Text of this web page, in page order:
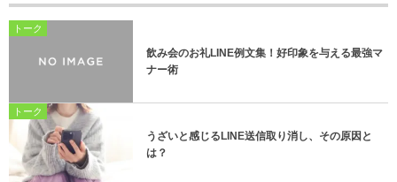
トーク
飲み会のお礼LINE例文集！好印象を与える最強マ
ナー術
トーク
うざいと感じるLINE送信取り消し、その原因と
は？